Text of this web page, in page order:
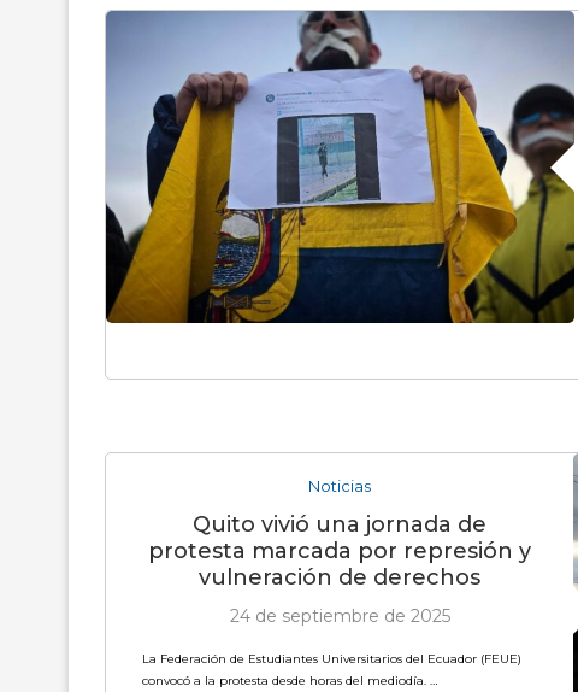
Noticias
Quito vivió una jornada de
protesta marcada por represión y
vulneración de derechos
24 de septiembre de 2025
La Federación de Estudiantes Universitarios del Ecuador (FEUE)
convocó a la protesta desde horas del mediodía. …